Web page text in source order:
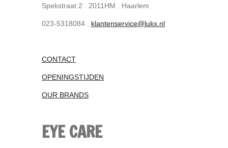
Spekstraat 2 . 2011HM . Haarlem
023-5318084 . klantenservice@lukx.nl
CONTACT
OPENINGSTIJDEN
OUR BRANDS
EYE CARE